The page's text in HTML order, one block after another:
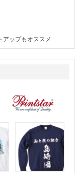
アップもオススメ